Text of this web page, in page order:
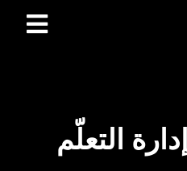
التعلّم